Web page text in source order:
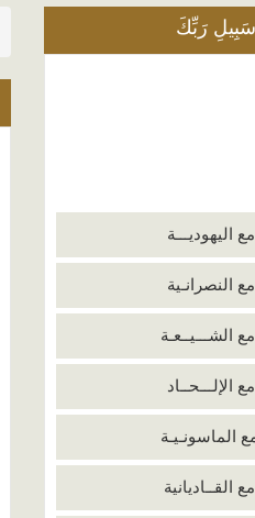
سَبِيلِ رَبِّكَ
اليهوديـــة
النصرانـية
الشـــيــعـة
الإلـــحــاد
الماسونـيـة
القــاديانية